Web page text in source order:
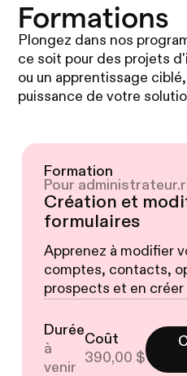
Formations
Plongez dans nos
ce soit pour des projets
ou un apprentissage
puissance de votre
Formation
Pour
Création et
formulaires
Apprenez à modifier
comptes, contacts,
prospects et en créer
Durée
à
venir
Coût
390,00 $